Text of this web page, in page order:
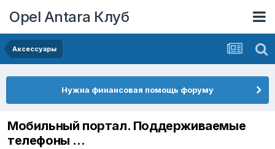
Opel Antara Клуб
Аксессуары
Нужна финансовая помощь форуму
Мобильный портал. Поддерживаемые
телефоны ...